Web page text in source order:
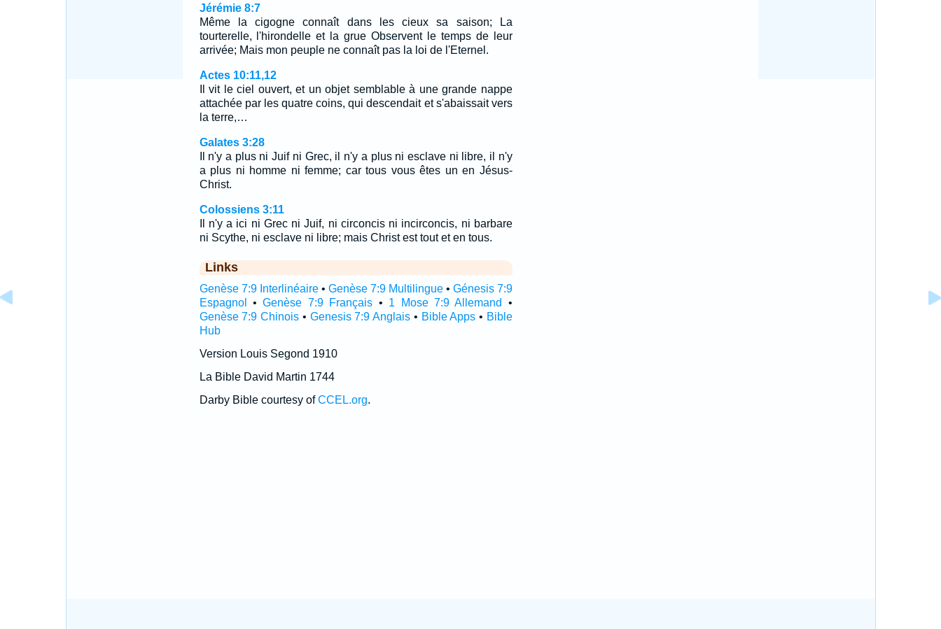
Jérémie 8:7
Même la cigogne connaît dans les cieux sa saison; La
tourterelle, l'hirondelle et la grue Observent le temps de leur
arrivée; Mais mon peuple ne connaît pas la loi de l'Eternel.
Actes 10:11,12
Il vit le ciel ouvert, et un objet semblable à une grande nappe
attachée par les quatre coins, qui descendait et s'abaissait vers
la terre,…
Galates 3:28
Il n'y a plus ni Juif ni Grec, il n'y a plus ni esclave ni libre, il n'y
a plus ni homme ni femme; car tous vous êtes un en Jésus-
Christ.
Colossiens 3:11
Il n'y a ici ni Grec ni Juif, ni circoncis ni incirconcis, ni barbare
ni Scythe, ni esclave ni libre; mais Christ est tout et en tous.
Links
Genèse 7:9 Interlinéaire• Genèse 7:9 Multilingue• Génesis 7:9
Espagnol
•Genèse 7:9 Français • 1 Mose 7:9 Allemand
•
Genèse 7:9 Chinois • Genesis 7:9 Anglais • Bible Apps • Bible
Hub
Version Louis Segond 1910
La Bible David Martin 1744
Darby Bible courtesy ofCCEL.org.